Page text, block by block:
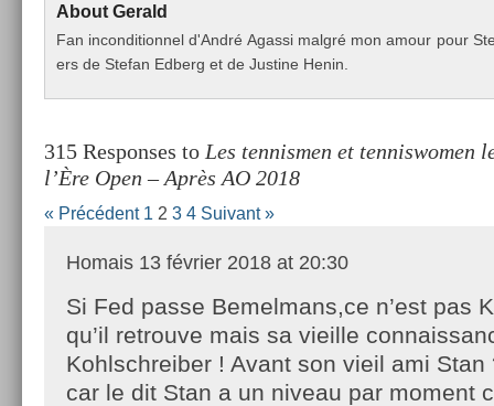
About Gerald
Fan in­con­dition­nel d'André Agas­si malgré mon amour pour
ers de Stefan Ed­berg et de Just­ine Henin.
315 Responses to Les tennismen et tenniswomen
l’Ère Open – Après AO 2018
« Précédent 1 2 3 4 Suivant »
Homais 13 février 2018 at 20:30
Si Fed passe Bemelmans,ce n’est pas
qu’il retrouve mais sa vieille
Kohlschreiber ! Avant son vieil ami
car le dit Stan a un niveau par moment